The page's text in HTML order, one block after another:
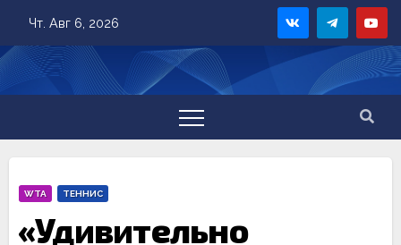
content
Чт. Авг 6, 2026
WTA ТЕННИС
«Удивительно